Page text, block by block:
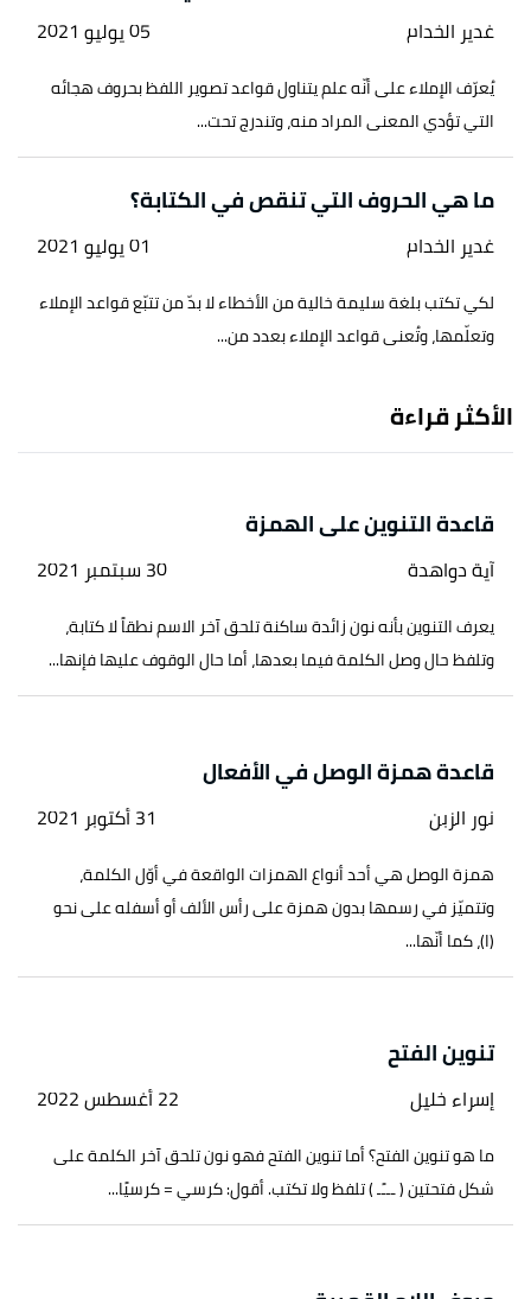
غدير الخدام 05 يوليو 2021
يُعرّف الإملاء على أنّه علم يتناول قواعد تصوير اللفظ بحروف هجائه
التي تؤدي المعنى المراد منه، وتندرج تحت...
ما هي الحروف التي تنقص في الكتابة؟
غدير الخدام 01 يوليو 2021
لكي تكتب بلغة سليمة خالية من الأخطاء لا بدّ من تتبّع قواعد الإملاء
وتعلّمها، وتُعنى قواعد الإملاء بعدد من...
الأكثر قراءة
قاعدة التنوين على الهمزة
آية دواهدة 30 سبتمبر 2021
يعرف التنوين بأنه نون زائدة ساكنة تلحق آخر الاسم نطقاً لا كتابة،
وتلفظ حال وصل الكلمة فيما بعدها، أما حال الوقوف عليها فإنها...
قاعدة همزة الوصل في الأفعال
نور الزبن 31 أكتوبر 2021
همزة الوصل هي أحد أنواع الهمزات الواقعة في أوّل الكلمة،
وتتميّز في رسمها بدون همزة على رأس الألف أو أسفله على نحو
(ا)، كما أنّها...
تنوين الفتح
إسراء خليل 22 أغسطس 2022
ما هو تنوين الفتح؟ أما تنوين الفتح فهو نون تلحق آخر الكلمة على
شكل فتحتين ( ـــًـ ) تلفظ ولا تكتب. أقول: كرسي = كرسيًا...